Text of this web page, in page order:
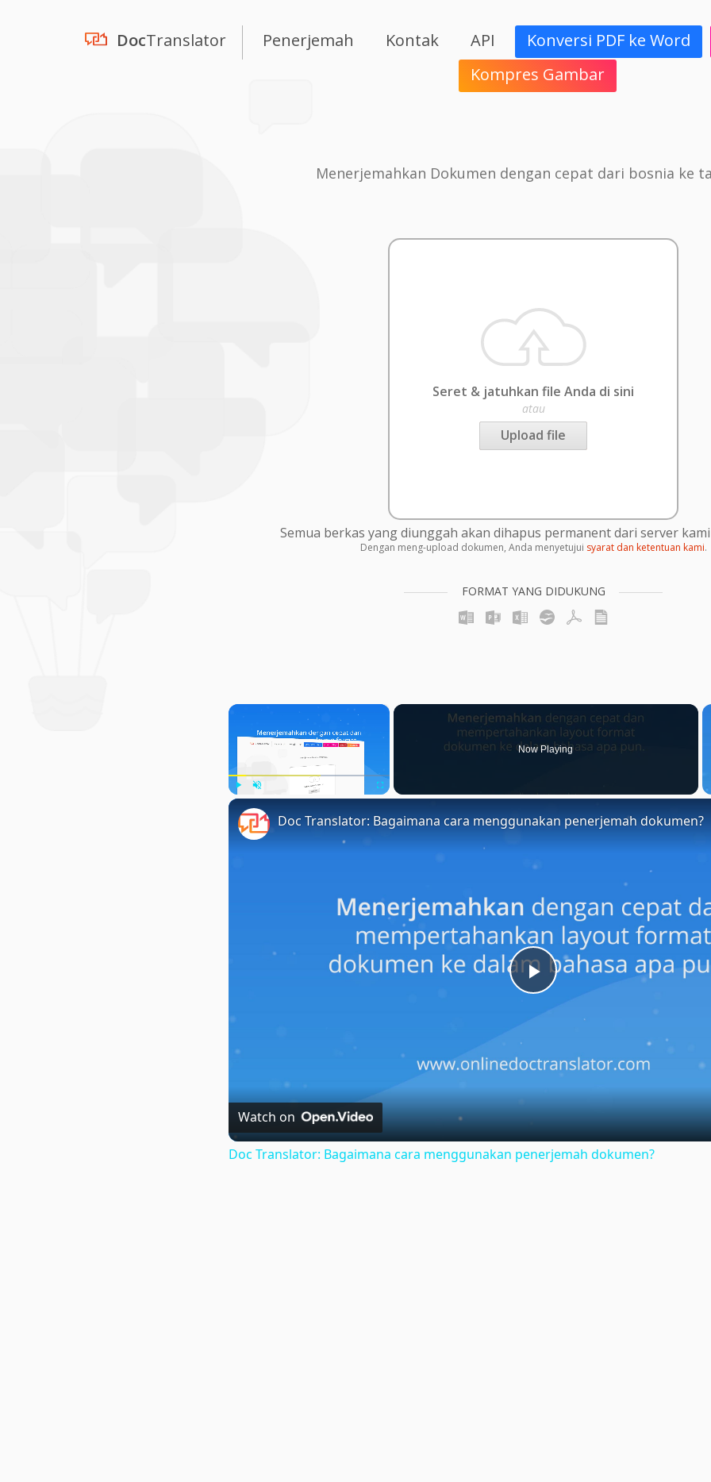
DocTranslator Penerjemah Kontak API
Konversi PDF ke Word
Kompres Gambar
Menerjemahkan Dokumen dengan cepat dari bosnia ke
Seret & jatuhkan file Anda di sini
atau
Upload file
Semua berkas yang diunggah akan dihapus permanent dari server
Dengan meng-upload dokumen, Anda menyetujui syarat dan ketentuan kami.
FORMAT YANG DIDUKUNG
×
Now Playing
Play
Doc Translator: Bagaimana cara menggunakan penerjemah dokumen?
Watch on
Doc Translator: Bagaimana cara menggunakan penerjemah dokumen?